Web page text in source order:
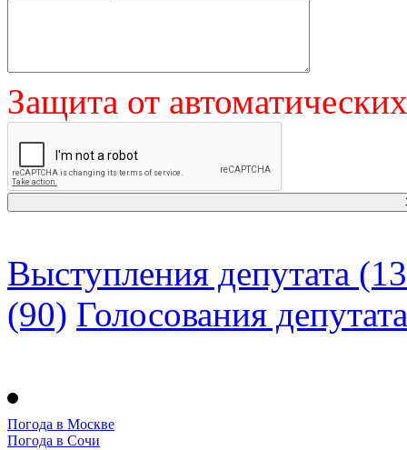
Защита от
Выступления депутата
(90) Голосования депутата
Погода в Москве
Погода в Сочи